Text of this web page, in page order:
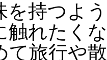
持つよ
触れたく
て旅行や